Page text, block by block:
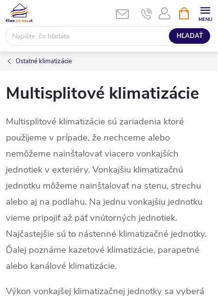
Prejsť
na
obsah
HĽADAŤ
KOŠÍK
Ostatné klimatizácie
Multisplitové klimatizácie
Multisplitové klimatizácie sú zariadenia ktoré
použijeme v prípade, že nechceme alebo
nemôžeme nainštalovať viacero vonkajších
jednotiek v exteriéry. Vonkajšiu klimatizačnú
jednotku môžeme nainštalovať na stenu, strechu
alebo aj na podlahu. Na jednu vonkajšiu jednotku
vieme pripojiť až päť vnútorných jednotiek.
Najčastejšie sú to nástenné klimatizačné jednotky.
Ďalej poznáme kazetové klimatizácie, parapetné
alebo kanálové klimatizácie.
Výkon vonkajšej klimatizačnej jednotky sa vyberá